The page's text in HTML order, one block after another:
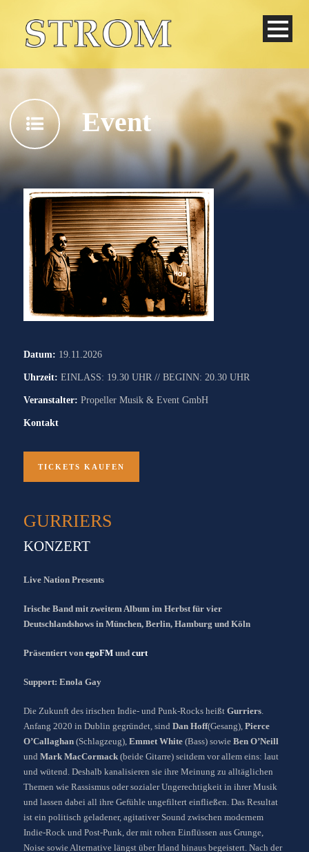
Deutsch
Event
Datum: 19.11.2026
Uhrzeit: EINLASS: 19.30 UHR // BEGINN: 20.30 UHR
Veranstalter: Propeller Musik & Event GmbH
Kontakt
TICKETS KAUFEN
GURRIERS
KONZERT
Live Nation Presents
Irische Band mit zweitem Album im Herbst für vier
Deutschlandshows in München, Berlin, Hamburg und Köln
Präsentiert von egoFM und curt
Support: Enola Gay
Die Zukunft des irischen Indie- und Punk-Rocks heißt Gurriers.
Anfang 2020 in Dublin gegründet, sind Dan Hoff(Gesang), Pierce
O’Callaghan (Schlagzeug), Emmet White (Bass) sowie Ben O’Neill
und Mark MacCormack (beide Gitarre) seitdem vor allem eins: laut
und wütend. Deshalb kanalisieren sie ihre Meinung zu alltäglichen
Themen wie Rassismus oder sozialer Ungerechtigkeit in ihrer Musik
und lassen dabei all ihre Gefühle ungefiltert einfließen. Das Resultat
ist ein politisch geladener, agitativer Sound zwischen modernem
Indie-Rock und Post-Punk, der mit rohen Einflüssen aus Grunge,
Noise sowie Alternative längst über Irland hinaus begeistert. Nach der